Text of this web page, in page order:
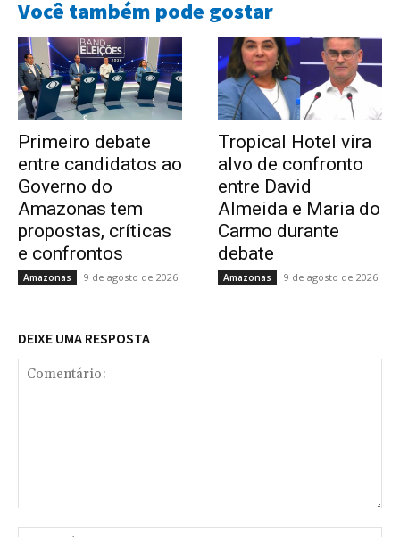
Você também pode gostar
Primeiro debate
entre candidatos ao
Governo do
Amazonas tem
propostas, críticas
e confrontos
Amazonas 9 de agosto de 2026
Tropical Hotel vira
alvo de confronto
entre David
Almeida e Maria do
Carmo durante
debate
Amazonas 9 de agosto de 2026
DEIXE UMA RESPOSTA